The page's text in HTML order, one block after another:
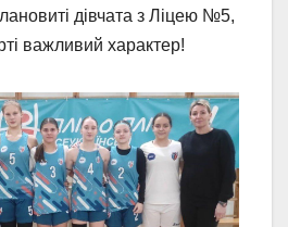
дівчата з Ліцею №5,
важливий характер!